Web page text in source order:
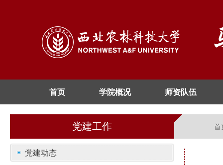
首页 学院概况 师资队伍
党建工作 首
党建动态